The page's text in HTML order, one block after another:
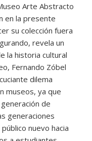
Arte Abstracto
en la presente
su colección fuera
revela un
la historia cultural
Fernando Zóbel
dilema
museos, ya que
de
generaciones
nuevo hacia